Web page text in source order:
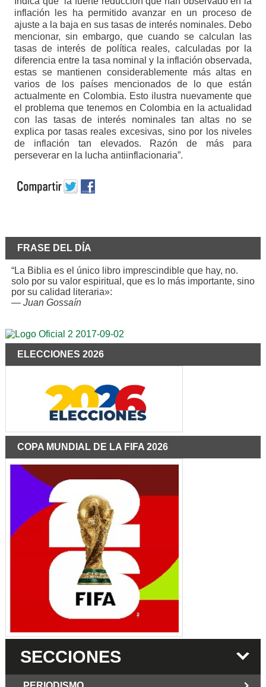
inflación les ha permitido avanzar en un proceso de
ajuste a la baja en sus tasas de interés nominales. Debo
mencionar, sin embargo, que cuando se calculan las
tasas de interés de política reales, calculadas por la
diferencia entre la tasa nominal y la inflación observada,
estas se mantienen considerablemente más altas en
varios de los países mencionados de lo que están
actualmente en Colombia. Esto ilustra nuevamente que
el problema que tenemos en Colombia en la actualidad
con las tasas de interés nominales tan altas no se
explica por tasas reales excesivas, sino por los niveles
de inflación tan elevados. Razón de más para
perseverar en la lucha antiinflacionaria”.
FRASE DEL DÍA
“La Biblia es el único libro imprescindible que hay, no.
solo por su valor espiritual, que es lo más importante, sino
por su calidad literaria»:
— Juan Gossaín
ELECCIONES 2026
COPA MUNDIAL DE LA FIFA 2026
SECCIONES